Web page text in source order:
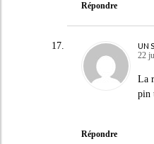
Répondre
UN
22
La
pin
Répondre